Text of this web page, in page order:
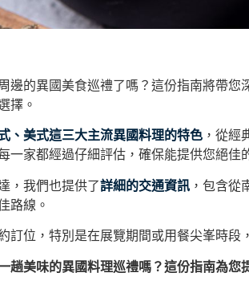
邊的異國美食巡禮了嗎？這份指南將帶
擇。
、美式這三大主流異國料理的特色 ，從經
一家都經過仔細評估，確保能提供您絕佳
，我們也提供了詳細的交通資訊 ，包含從
路線。
訂位，特別是在展覽期間或用餐尖峯時段
趟美味的異國料理巡禮嗎？這份指南為您